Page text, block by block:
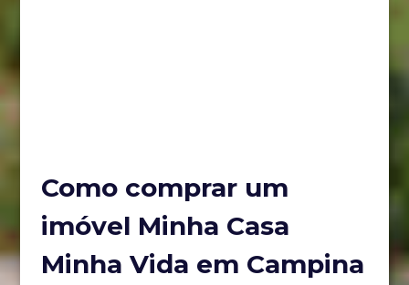
Como comprar um
imóvel Minha Casa
Minha Vida em Campina